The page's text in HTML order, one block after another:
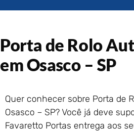
Porta de Rolo
em Osasco – SP
Quer conhecer sobre Porta de
Osasco – SP? Você já deve
Favaretto Portas entrega aos